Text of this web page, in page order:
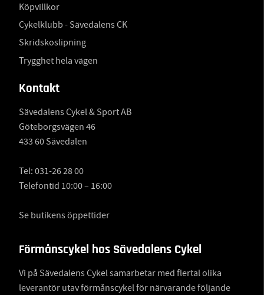
Köpvillkor
Cykelklubb - Sävedalens CK
Skridskoslipning
Trygghet hela vägen
Kontakt
Sävedalens Cykel & Sport AB
Göteborgsvägen 46
433 60 Sävedalen
Tel: 031-26 28 00
Telefontid 10:00 – 16:00
Se butikens öppettider
Förmånscykel hos Sävedalens Cykel
Vi på Sävedalens Cykel samarbetar med flertal olika
leverantör utav förmånscykel för närvarande följande